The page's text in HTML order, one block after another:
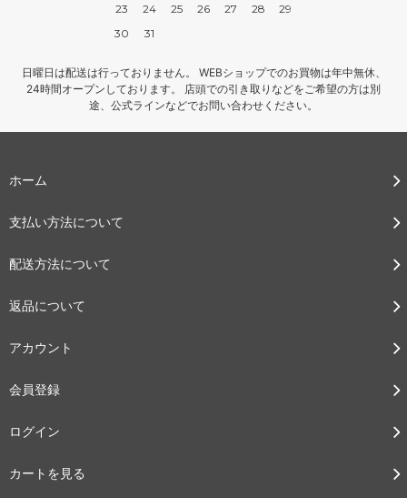
23
24 25 26 27 28
29
30
31
日曜日は配送は行っておりません。 WEBショップでのお買物は年中無休、
24時間オープンしております。 店頭での引き取りなどをご希望の方は別
途、公式ラインなどでお問い合わせください。
ホーム
支払い方法について
配送方法について
返品について
アカウント
会員登録
ログイン
カートを見る